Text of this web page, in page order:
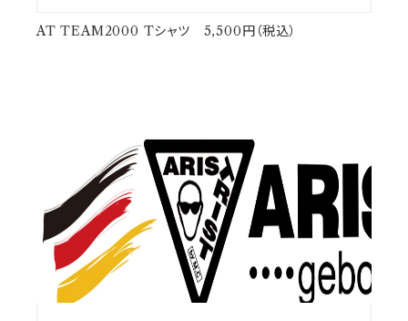
AT TEAM2000 Tシャツ 5,500円（税込）